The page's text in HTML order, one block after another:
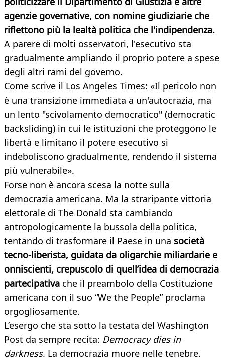
agenzie governative, con nomine giudiziarie che
riflettono più la lealtà politica che l'indipendenza.
A parere di molti osservatori, l'esecutivo sta
gradualmente ampliando il proprio potere a spese
degli altri rami del governo.
Come scrive il Los Angeles Times: «Il pericolo non
è una transizione immediata a un'autocrazia, ma
un lento "scivolamento democratico" (democratic
backsliding) in cui le istituzioni che proteggono le
libertà e limitano il potere esecutivo si
indeboliscono gradualmente, rendendo il sistema
più vulnerabile».
Forse non è ancora scesa la notte sulla
democrazia americana. Ma la straripante vittoria
elettorale di The Donald sta cambiando
antropologicamente la bussola della politica,
tentando di trasformare il Paese in una società
tecno-liberista, guidata da oligarchie miliardarie e
onniscienti, crepuscolo di quell’idea di democrazia
partecipativa che il preambolo della Costituzione
americana con il suo “We the People” proclama
orgogliosamente.
L’esergo che sta sotto la testata del Washington
Post da sempre recita: Democracy dies in
darkness. La democrazia muore nelle tenebre.